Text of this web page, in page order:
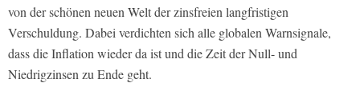
von der schönen neuen Welt der zinsfreien langfristigen
Verschuldung. Dabei verdichten sich alle globalen Warnsignale,
dass die Inflation wieder da ist und die Zeit der Null- und
Niedrigzinsen zu Ende geht.